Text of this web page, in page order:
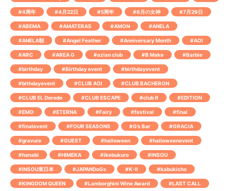
#4周年 #4月22日 #5周年 #6月の女神 #7月29日
#ABEMA #AMATERAS #AMON #ANELA
#ANELA朝 #Angel Feather #Anniversary Month #AOI
#ARC #AREA G #azian club #B Make #Barbie
#birthday #Birthday event #birthdayevent
#bithdayevent #CLUB AOI #CLUB BACHERON
#CLUB EL Dorado #CLUB ESCAPE #club R #EDITION
#EMO #ETERNA #Fairy #festival #final
#finalevent #FOUR SEASONS #G’s Bar #GRACIA
#gravure #GUEST #halloween #halloweenevent
#hanabi #HIMEKA #ikebukuro #INSOU
#INSOU東日本 #JAPANDoGs #K-Ⅱ #kabukicho
#KINGDOM QUEEN #Lamborghini Wine Award #LAST CALL